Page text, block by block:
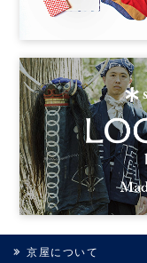
京屋について